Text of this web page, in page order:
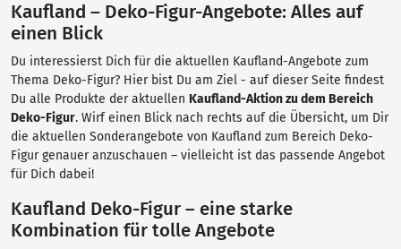
Kaufland – Deko-Figur-Angebote: Alles auf
einen Blick
Du interessierst Dich für die aktuellen Kaufland-Angebote zum
Thema Deko-Figur? Hier bist Du am Ziel - auf dieser Seite findest
Du alle Produkte der aktuellen Kaufland-Aktion zu dem Bereich
Deko-Figur. Wirf einen Blick nach rechts auf die Übersicht, um Dir
die aktuellen Sonderangebote von Kaufland zum Bereich Deko-
Figur genauer anzuschauen – vielleicht ist das passende Angebot
für Dich dabei!
Kaufland Deko-Figur – eine starke
Kombination für tolle Angebote